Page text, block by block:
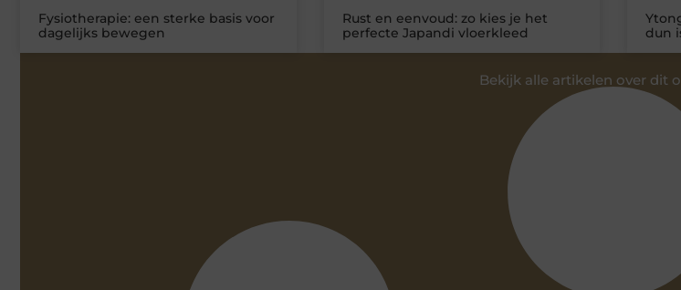
Fysiotherapie: een sterke basis voor
dagelijks bewegen
Rust en eenvoud: zo kies je het
perfecte Japandi vloerkleed
dun
Bekijk alle artikelen over dit